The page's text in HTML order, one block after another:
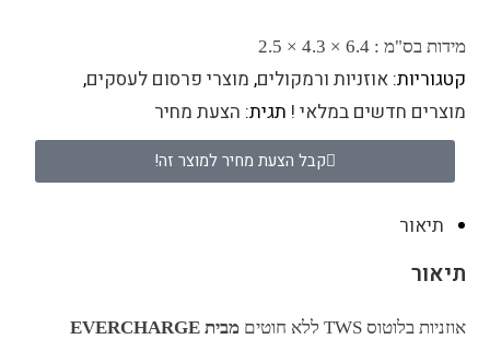
מידות בס"מ : 6.4 × 4.3 × 2.5
קטגוריות:אוזניות ורמקולים,מוצרי פרסום לעסקים,
מוצרים חדשים במלאי ! תגית:הצעת מחיר
קבל הצעת מחיר למוצר זה!
תיאור
תיאור
אוזניות בלוטוס TWS ללא חוטים מבית EVERCHARGE